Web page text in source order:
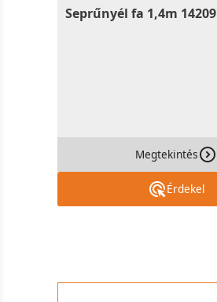
Seprűnyél fa 1,4m 14209
Megtekintés
Érdekel